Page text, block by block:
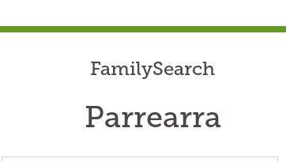
FamilySearch
Parrearra